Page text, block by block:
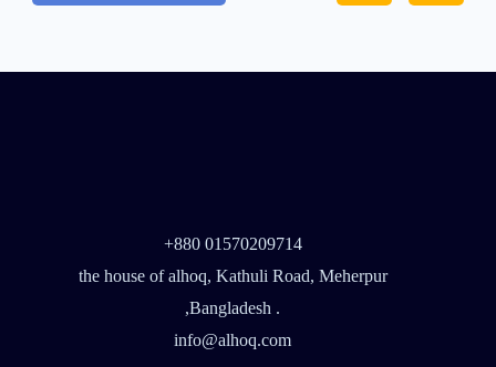
+880 01570209714
the house of alhoq, Kathuli Road, Meherpur
,Bangladesh .
info@alhoq.com